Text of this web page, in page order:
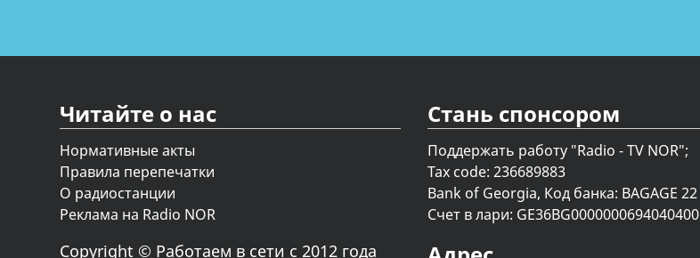
Читайте о нас
Нормативные акты
Правила перепечатки
О радиостанции
Реклама на Radio NOR
Copyright © Работаем в сети с 2012 года
Стань спонсором
Поддержать работу "Radio - TV NOR";
Tax code: 236689883
Bank of Georgia, Код банка: BAGAGE 22
Счет в лари: GE36BG0000000694040400